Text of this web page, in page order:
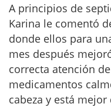
A principios de
Karina le comentó
donde ellos para
mes después
correcta atención
medicamentos
cabeza y está